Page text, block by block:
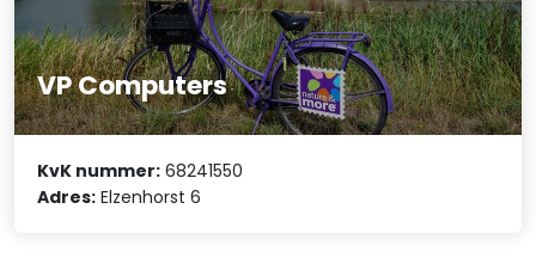
VP Computers
KvK nummer: 68241550
Adres: Elzenhorst 6